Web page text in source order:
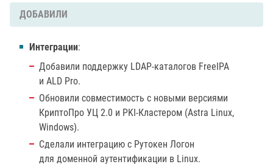
ДОБАВИЛИ
Интеграции:
Добавили поддержку LDAP-каталогов FreeIPA
и ALD Pro.
Обновили совместимость с новыми версиями
КриптоПро УЦ 2.0 и PKI-Кластером (Astra Linux,
Windows).
Сделали интеграцию с Рутокен Логон
для доменной аутентификации в Linux.